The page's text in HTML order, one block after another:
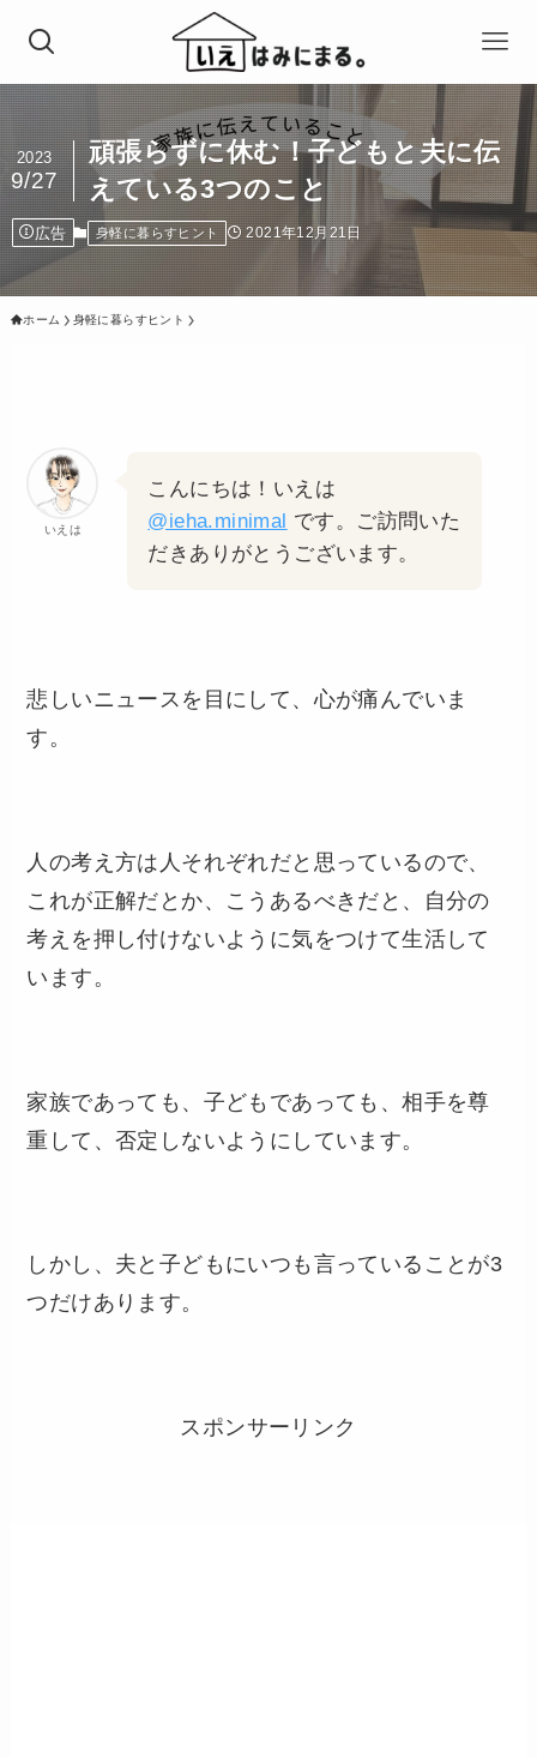
頑張らずに休む！子どもと夫に伝
えている3つのこと
2023
9/27
広告 身軽に暮らすヒント 2021年12月21日
ホーム 身軽に暮らすヒント
いえは
こんにちは！いえは
@ieha.minimal です。ご訪問いた
だきありがとうございます。
悲しいニュースを目にして、心が痛んでいま
す。
人の考え方は人それぞれだと思っているので、
これが正解だとか、こうあるべきだと、自分の
考えを押し付けないように気をつけて生活して
います。
家族であっても、子どもであっても、相手を尊
重して、否定しないようにしています。
しかし、夫と子どもにいつも言っていることが3
つだけあります。
スポンサーリンク